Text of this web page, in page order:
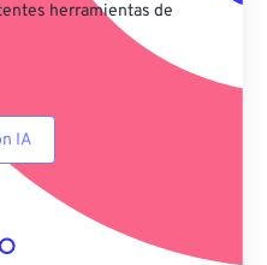
herramientas de
IA